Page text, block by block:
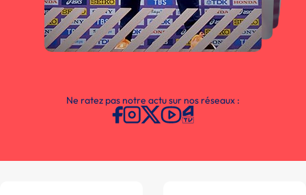
Ne ratez pas notre actu sur nos réseaux :